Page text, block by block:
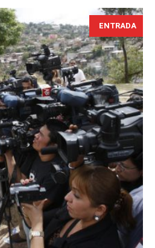
ENTRADA